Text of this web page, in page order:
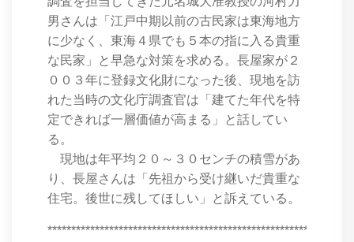
男さんは「江戸中期以前の古民家は東海地方
に少なく、東海４県でも５本の指に入る貴重
な民家」と早急な対策を求める。長屋家が２
００３年に登録文化財になった後、現地を訪
れた当時の文化庁調査官は「建てた年代を特
定できれば一層価値が高まる」と話してい
る。
現地は年平均２０～３０センチの積雪があ
り、長屋さんは「先祖から受け継いだ貴重な
住宅。後世に残してほしい」と訴えている。